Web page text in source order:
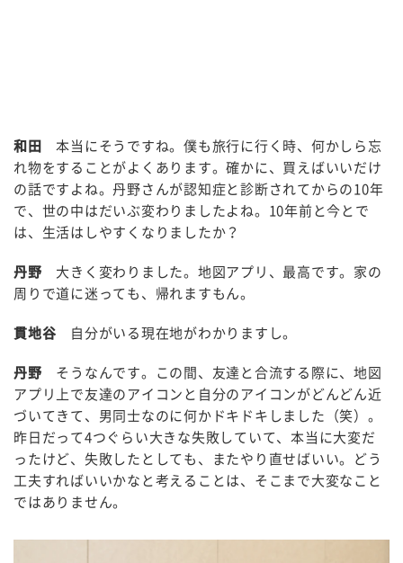
和田 本当にそうですね。僕も旅行に行く時、何かしら忘
れ物をすることがよくあります。確かに、買えばいいだけ
の話ですよね。丹野さんが認知症と診断されてからの10年
で、世の中はだいぶ変わりましたよね。10年前と今とで
は、生活はしやすくなりましたか？
丹野 大きく変わりました。地図アプリ、最高です。家の
周りで道に迷っても、帰れますもん。
貫地谷 自分がいる現在地がわかりますし。
丹野 そうなんです。この間、友達と合流する際に、地図
アプリ上で友達のアイコンと自分のアイコンがどんどん近
づいてきて、男同士なのに何かドキドキしました（笑）。
昨日だって4つぐらい大きな失敗していて、本当に大変だ
ったけど、失敗したとしても、またやり直せばいい。どう
工夫すればいいかなと考えることは、そこまで大変なこと
ではありません。